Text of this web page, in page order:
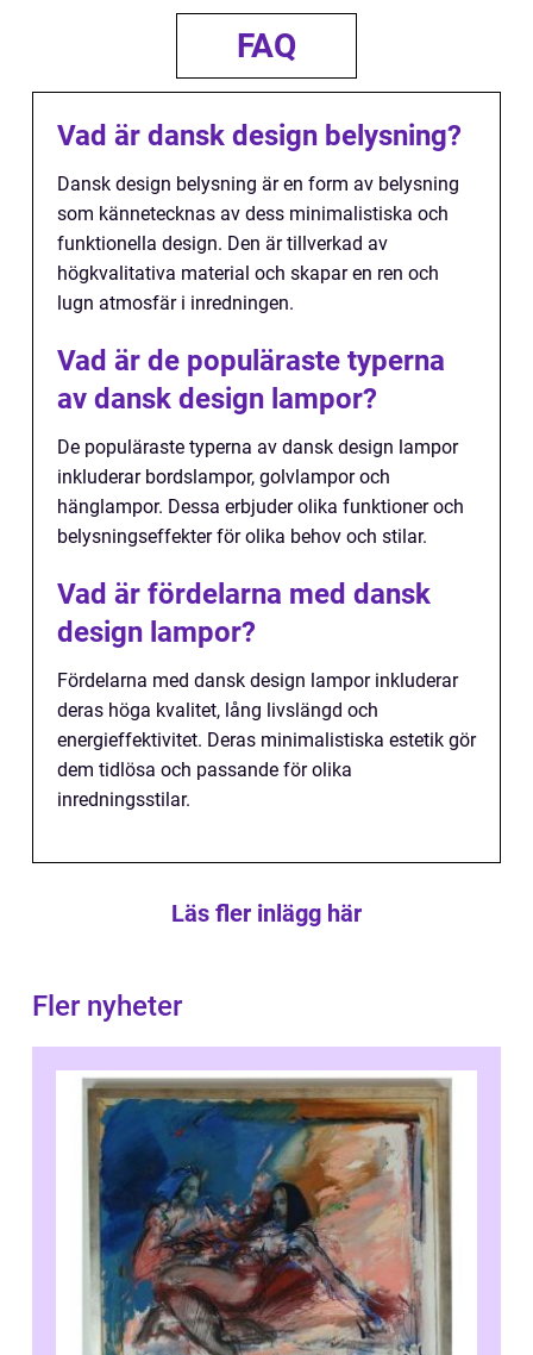
FAQ
Vad är dansk design belysning?
Dansk design belysning är en form av belysning
som kännetecknas av dess minimalistiska och
funktionella design. Den är tillverkad av
högkvalitativa material och skapar en ren och
lugn atmosfär i inredningen.
Vad är de populäraste typerna
av dansk design lampor?
De populäraste typerna av dansk design lampor
inkluderar bordslampor, golvlampor och
hänglampor. Dessa erbjuder olika funktioner och
belysningseffekter för olika behov och stilar.
Vad är fördelarna med dansk
design lampor?
Fördelarna med dansk design lampor inkluderar
deras höga kvalitet, lång livslängd och
energieffektivitet. Deras minimalistiska estetik gör
dem tidlösa och passande för olika
inredningsstilar.
Läs fler inlägg här
Fler nyheter